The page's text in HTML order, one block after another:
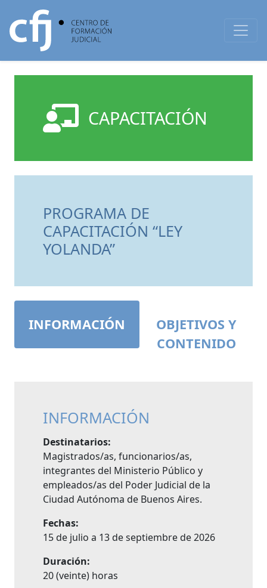
CAPACITACIÓN
PROGRAMA DE
CAPACITACIÓN “LEY
YOLANDA”
INFORMACIÓN
OBJETIVOS Y
CONTENIDO
INFORMACIÓN
Destinatarios:
Magistrados/as, funcionarios/as,
integrantes del Ministerio Público y
empleados/as del Poder Judicial de la
Ciudad Autónoma de Buenos Aires.
Fechas:
15 de julio a 13 de septiembre de 2026
Duración:
20 (veinte) horas